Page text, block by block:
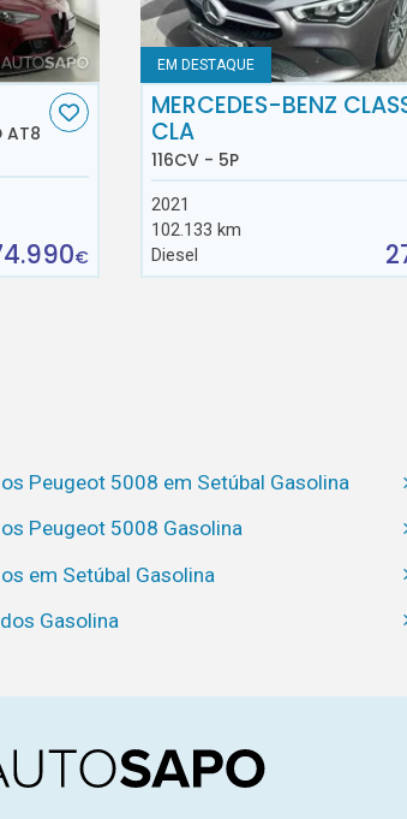
AT8
€
EM DESTAQUE
MERCEDES-BENZ
CLA
116CV - 5P
2021
102.133 km
Diesel
Peugeot 5008 em Setúbal Gasolina
Peugeot 5008 Gasolina
em Setúbal Gasolina
Gasolina